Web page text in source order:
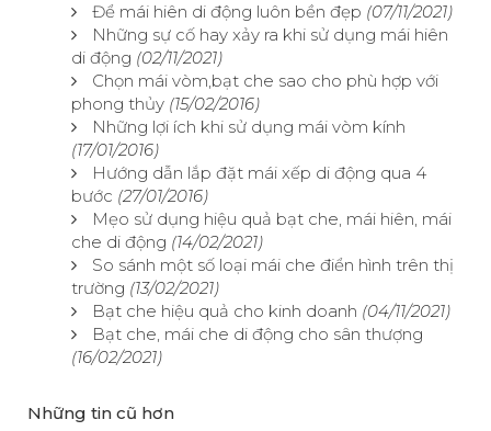
Để mái hiên di động luôn bền đẹp (07/11/2021)
Những sự cố hay xảy ra khi sử dụng mái hiên
di động (02/11/2021)
Chọn mái vòm,bạt che sao cho phù hợp với
phong thủy (15/02/2016)
Những lợi ích khi sử dụng mái vòm kính
(17/01/2016)
Hướng dẫn lắp đặt mái xếp di động qua 4
bước (27/01/2016)
Mẹo sử dụng hiệu quả bạt che, mái hiên, mái
che di động (14/02/2021)
So sánh một số loại mái che điển hình trên thị
trường (13/02/2021)
Bạt che hiệu quả cho kinh doanh (04/11/2021)
Bạt che, mái che di động cho sân thượng
(16/02/2021)
Những tin cũ hơn